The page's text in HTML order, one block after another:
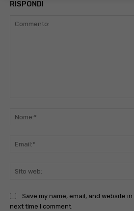
RISPONDI
Save my name, email, and website
next time I comment.